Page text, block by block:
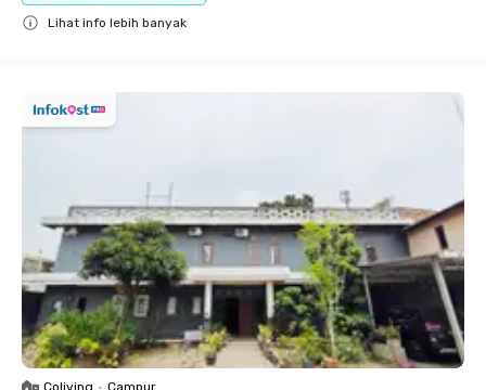
Lihat info lebih banyak
Coliving • Campur